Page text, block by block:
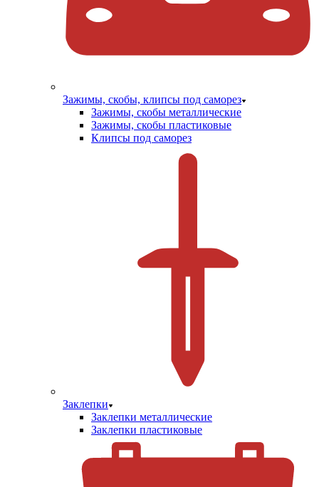
Зажимы, скобы, клипсы под саморез
Зажимы, скобы металлические
Зажимы, скобы пластиковые
Клипсы под саморез
Заклепки
Заклепки металлические
Заклепки пластиковые